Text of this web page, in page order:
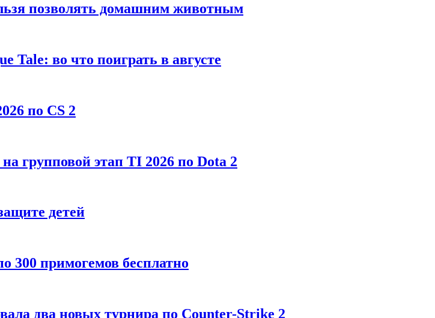
позволять домашним животным
Tale: во что поиграть в августе
по CS 2
групповой этап TI 2026 по Dota 2
детей
300 примогемов бесплатно
два новых турнира по Counter-Strike 2